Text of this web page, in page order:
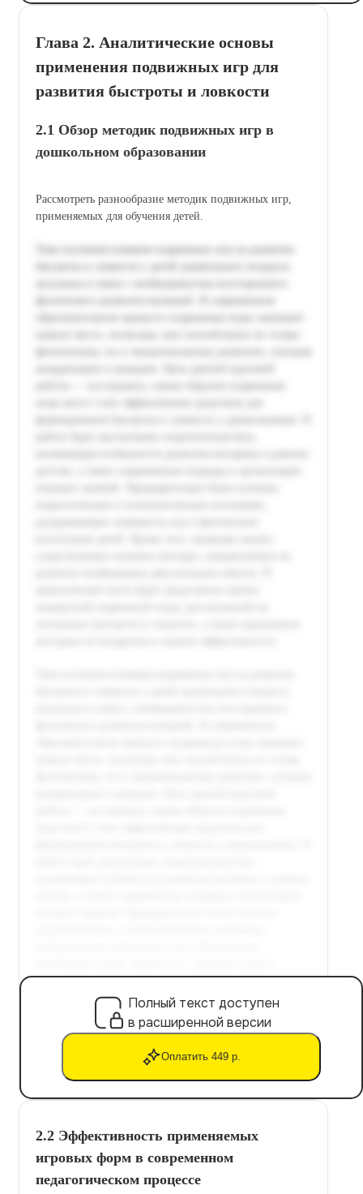
Глава 2. Аналитические основы
применения подвижных игр для
развития быстроты и ловкости
2.1 Обзор методик подвижных игр в
дошкольном образовании
Рассмотреть разнообразие методик подвижных игр,
применяемых для обучения детей.
Полный текст доступен
в расширенной версии
Оплатить 449 р.
2.2 Эффективность применяемых
игровых форм в современном
педагогическом процессе